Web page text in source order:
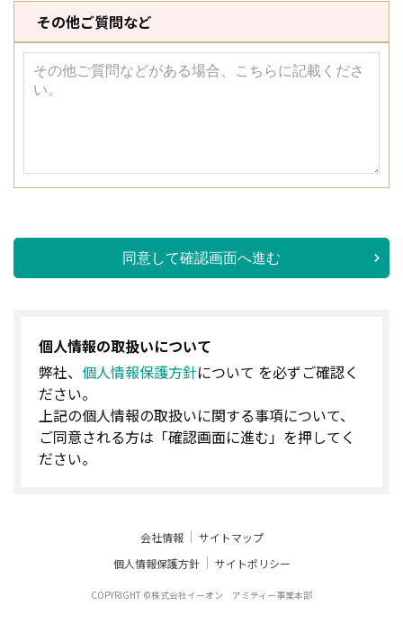
その他ご質問など
同意して確認画面へ進む
個人情報の取扱いについて
弊社、 個人情報保護方針について を必ずご確認く
ださい。
上記の個人情報の取扱いに関する事項について、
ご同意される方は「確認画面に進む」を押してく
ださい。
会社情報
サイトマップ
個人情報保護方針
サイトポリシー
COPYRIGHT ©株式会社イーオン アミティー事業本部